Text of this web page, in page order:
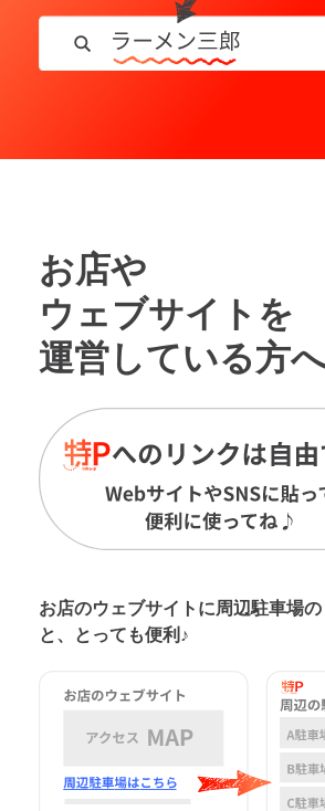
お店や
ウェブサイトを
運営している方
お店のウェブサイトに周辺駐車場の
と、とっても便利♪